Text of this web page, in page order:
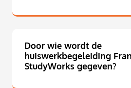
Door wie wordt de
huiswerkbegeleiding
StudyWorks gegeven?